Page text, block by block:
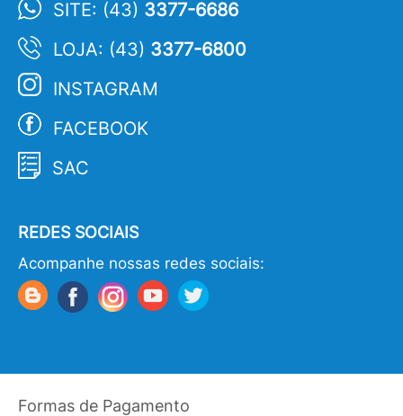
SITE: (43) 3377-6686
LOJA: (43) 3377-6800
INSTAGRAM
FACEBOOK
SAC
REDES SOCIAIS
Acompanhe nossas redes sociais:
Formas de Pagamento